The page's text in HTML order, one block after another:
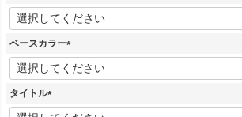
(
必
ベースカラー
(
必
タイトル
(